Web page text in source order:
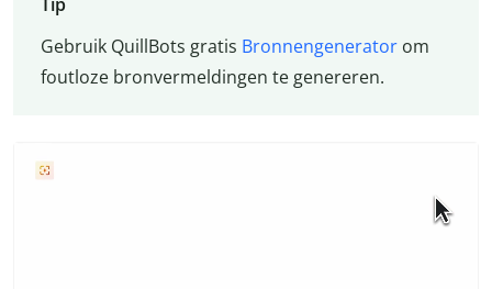
Gebruik QuillBots gratis Bronnengeneratorom
foutloze bronvermeldingen te genereren.